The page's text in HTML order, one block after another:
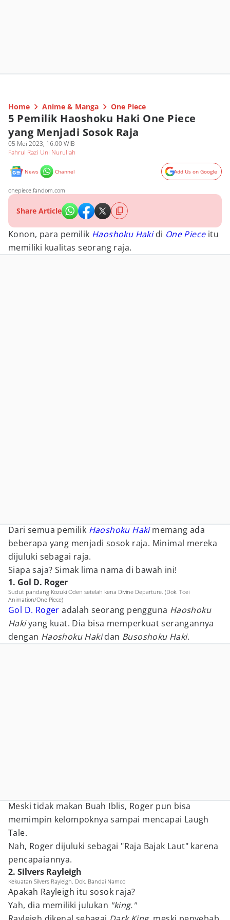
Home Anime & Manga One Piece
5 Pemilik Haoshoku Haki One Piece
yang Menjadi Sosok Raja
05 Mei 2023, 16:00 WIB
Fahrul Razi Uni Nurullah
News Channel Add Us on Google
onepiece.fandom.com
Share Article
Konon, para pemilik Haoshoku Haki di One Piece itu
memiliki kualitas seorang raja.
Dari semua pemilik Haoshoku Haki memang ada
beberapa yang menjadi sosok raja. Minimal mereka
dijuluki sebagai raja.
Siapa saja? Simak lima nama di bawah ini!
1. Gol D. Roger
Sudut pandang Kozuki Oden setelah kena Divine Departure. (Dok. Toei
Animation/One Piece)
Gol D. Roger adalah seorang pengguna Haoshoku
Hakiyang kuat. Dia bisa memperkuat serangannya
dengan Haoshoku Hakidan Busoshoku Haki.
Meski tidak makan Buah Iblis, Roger pun bisa
memimpin kelompoknya sampai mencapai Laugh
Tale.
Nah, Roger dijuluki sebagai "Raja Bajak Laut" karena
pencapaiannya.
2. Silvers Rayleigh
Kekuatan Silvers Rayleigh. Dok. Bandai Namco
Apakah Rayleigh itu sosok raja?
Yah, dia memiliki julukan "king."